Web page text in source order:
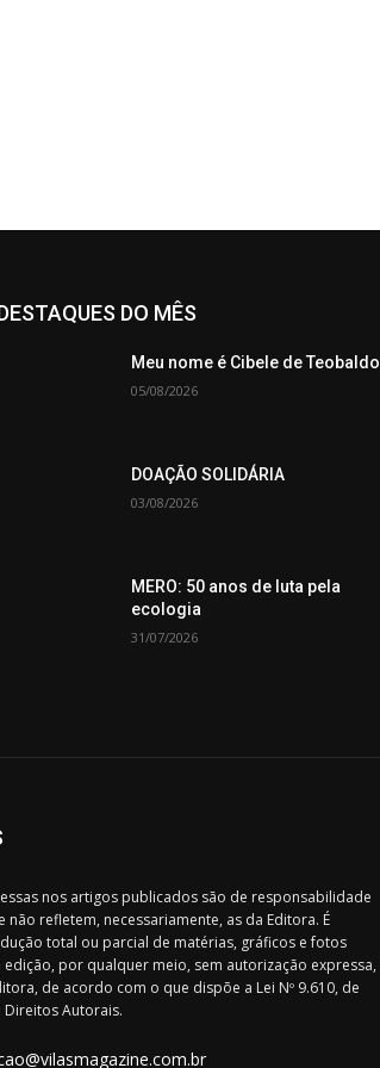
DO MÊS
Meu nome é Cibele de Teobaldo
05/08/2026
DOAÇÃO SOLIDÁRIA
03/08/2026
MERO: 50 anos de luta pela
ecologia
31/07/2026
nos artigos publicados são de responsabilidade
não refletem, necessariamente, as da Editora. É
total ou parcial de matérias, gráficos e fotos
edição, por qualquer meio, sem autorização expressa,
de acordo com o que dispõe a Lei Nº 9.610, de
Autorais.